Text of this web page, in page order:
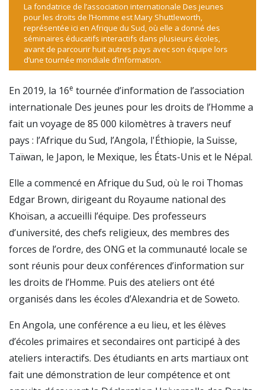
La fondatrice de l’association internationale Des jeunes
pour les droits de l’Homme est Mary Shuttleworth,
représentée ici en Afrique du Sud, où elle a donné des
séminaires éducatifs interactifs dans plusieurs écoles,
avant de parcourir huit autres pays avec son équipe lors
d’une tournée mondiale d’information.
En 2019, la 16e tournée d’information de l’association
internationale Des jeunes pour les droits de l’Homme a
fait un voyage de 85 000 kilomètres à travers neuf
pays : l’Afrique du Sud, l’Angola, l'Éthiopie, la Suisse,
Taïwan, le Japon, le Mexique, les États-Unis et le Népal.
Elle a commencé en Afrique du Sud, où le roi Thomas
Edgar Brown, dirigeant du Royaume national des
Khoïsan, a accueilli l’équipe. Des professeurs
d’université, des chefs religieux, des membres des
forces de l’ordre, des ONG et la communauté locale se
sont réunis pour deux conférences d’information sur
les droits de l’Homme. Puis des ateliers ont été
organisés dans les écoles d’Alexandria et de Soweto.
En Angola, une conférence a eu lieu, et les élèves
d’écoles primaires et secondaires ont participé à des
ateliers interactifs. Des étudiants en arts martiaux ont
fait une démonstration de leur compétence et ont